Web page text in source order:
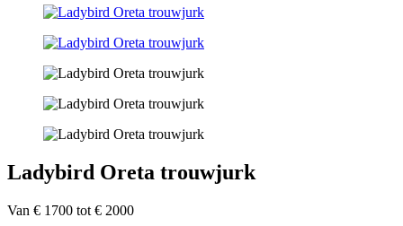
Ladybird Oreta trouwjurk
Van € 1700 tot € 2000